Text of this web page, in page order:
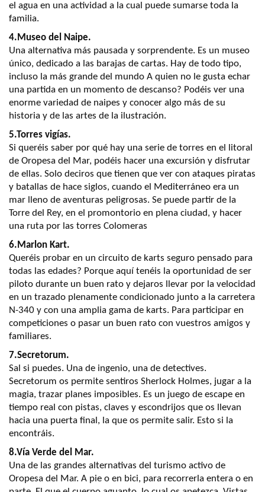
el agua en una actividad a la cual puede sumarse toda la
familia.
4.Museo del Naipe.
Una alternativa más pausada y sorprendente. Es un museo
único, dedicado a las barajas de cartas. Hay de todo tipo,
incluso la más grande del mundo A quien no le gusta echar
una partida en un momento de descanso? Podéis ver una
enorme variedad de naipes y conocer algo más de su
historia y de las artes de la ilustración.
5.Torres vigías.
Si queréis saber por qué hay una serie de torres en el litoral
de Oropesa del Mar, podéis hacer una excursión y disfrutar
de ellas. Solo deciros que tienen que ver con ataques piratas
y batallas de hace siglos, cuando el Mediterráneo era un
mar lleno de aventuras peligrosas. Se puede partir de la
Torre del Rey, en el promontorio en plena ciudad, y hacer
una ruta por las torres Colomeras
6.Marlon Kart.
Queréis probar en un circuito de karts seguro pensado para
todas las edades? Porque aquí tenéis la oportunidad de ser
piloto durante un buen rato y dejaros llevar por la velocidad
en un trazado plenamente condicionado junto a la carretera
N-340 y con una amplia gama de karts. Para participar en
competiciones o pasar un buen rato con vuestros amigos y
familiares.
7.Secretorum.
Sal si puedes. Una de ingenio, una de detectives.
Secretorum os permite sentiros Sherlock Holmes, jugar a la
magia, trazar planes imposibles. Es un juego de escape en
tiempo real con pistas, claves y escondrijos que os llevan
hacia una puerta final, la que os permite salir. Esto si la
encontráis.
8.Vía Verde del Mar.
Una de las grandes alternativas del turismo activo de
Oropesa del Mar. A pie o en bici, para recorrerla entera o en